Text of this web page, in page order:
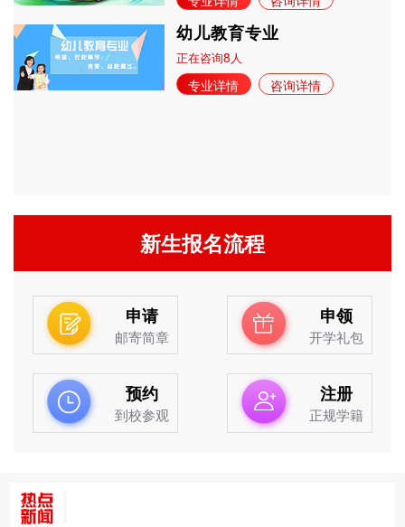
幼儿教育专业
正在咨询8人
专业详情 咨询详情
新生报名流程
申请
邮寄简章
申领
开学礼包
预约
到校参观
注册
正规学籍